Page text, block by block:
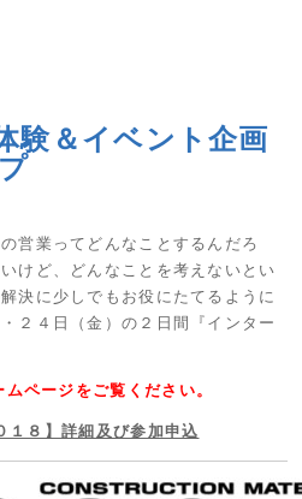
験＆イベント企画
営業ってどんなことするんだろ
けど、どんなことを考えないとい
決に少しでもお役にたてるように
２４日（金）の２日間『インター
ページをご覧ください。
１８】詳細及び参加申込